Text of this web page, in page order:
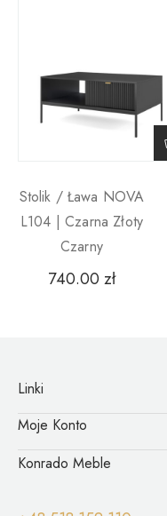
Stolik / Ława NOVA
L104 | Czarna Złoty
Czarny
740.00 zł
Linki
Moje Konto
Konrado Meble